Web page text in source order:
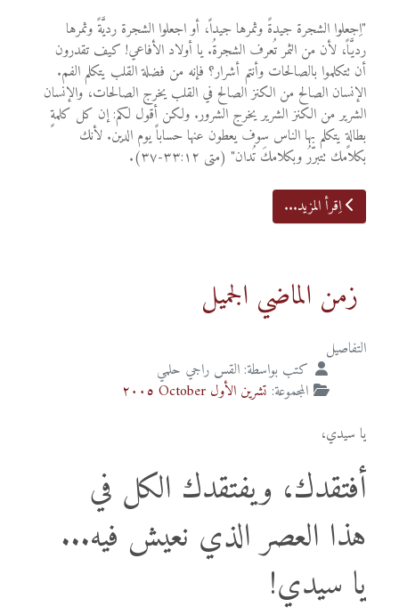
"اِجعلوا الشجرة جيدةً وثمرها جيداً، أو اجعلوا الشجرة رديَّةً وثمرها
رديَّاً، لأن من الثمر تُعرف الشجرةُ. يا أولاد الأفاعي! كيف تقدرون
أن تتكلموا بالصالحات وأنتم أشرار؟ فإنه من فضلة القلب يتكلم الفم.
الإنسان الصالح من الكنز الصالح في القلب يخرج الصالحات، والإنسان
الشرير من الكنز الشرير يخرج الشرور. ولكن أقول لكم: إن كل كلمةٍ
بطالةٍ يتكلم بها الناس سوف يعطون عنها حساباً يوم الدين. لأنك
بكلامك تتبرّرُ وبكلامكَ تُدان" (متى ٣٣:١٢-٣٧).
اِقرأ المزيد...
زمن الماضي الجميل
التفاصيل
كتب بواسطة: القس راجي حلمي
المجموعة: تشرين الأول October ٢٠٠٥
يا سيدي،
أفتقدك، ويفتقدك الكل في
هذا العصر الذي نعيش فيه...
يا سيدي!